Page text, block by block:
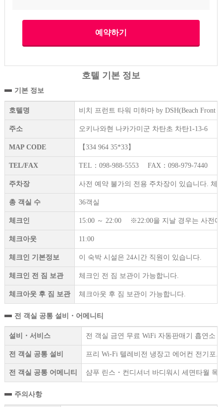
호텔 기본 정보
기본 정보
호텔명 비치 프런트 타워 미하마 by DSH(Beach Front
주소 오키나와현 나카가미군 차탄초 차탄1-13-6
MAP CODE 【334 964 35*33】
TEL/FAX TEL：098-988-5553 FAX：098-979-7440
주차장 사전 예약 불가의 전용 주차장이 있습니다. 체
총 객실 수 36객실
체크인 15:00 ～ 22:00 ※22:00을 지날 경우는 사전
체크아웃 11:00
체크인 기본정보 이 숙박 시설은 24시간 직원이 있습니다.
체크인 전 짐 보관 체크인 전 짐 보관이 가능합니다.
체크아웃 후 짐 보관 체크아웃 후 짐 보관이 가능합니다.
전 객실 공통 설비・어메니티
설비・서비스 전 객실 금연 무료 WiFi 자동판매기 흡연소
전 객실 공통 설비 프리 Wi-Fi 텔레비전 냉장고 에어컨 전기포
전 객실 공통 어메니티 샴푸 린스・컨디셔너 바디워시 세면타월
주의사항